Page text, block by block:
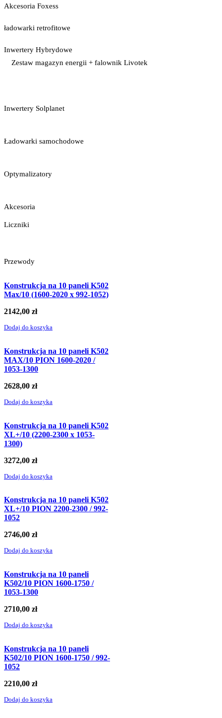
Akcesoria Foxess
ładowarki retrofitowe
Inwertery Hybrydowe
Zestaw magazyn energii + falownik Livotek
Inwertery Solplanet
Ładowarki samochodowe
Optymalizatory
Akcesoria
Liczniki
Przewody
Konstrukcja na 10 paneli K502
Max/10 (1600-2020 x 992-1052)
2142,00 zł
Dodaj do koszyka
Konstrukcja na 10 paneli K502
MAX/10 PION 1600-2020 /
1053-1300
2628,00 zł
Dodaj do koszyka
Konstrukcja na 10 paneli K502
XL+/10 (2200-2300 x 1053-
1300)
3272,00 zł
Dodaj do koszyka
Konstrukcja na 10 paneli K502
XL+/10 PION 2200-2300 / 992-
1052
2746,00 zł
Dodaj do koszyka
Konstrukcja na 10 paneli
K502/10 PION 1600-1750 /
1053-1300
2710,00 zł
Dodaj do koszyka
Konstrukcja na 10 paneli
K502/10 PION 1600-1750 / 992-
1052
2210,00 zł
Dodaj do koszyka